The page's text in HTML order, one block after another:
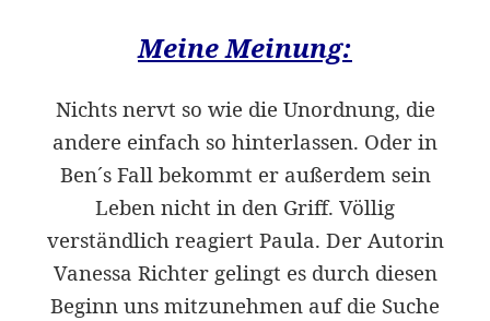
Meine Meinung:
Nichts nervt so wie die Unordnung, die
andere einfach so hinterlassen. Oder in
Ben´s Fall bekommt er außerdem sein
Leben nicht in den Griff. Völlig
verständlich reagiert Paula. Der Autorin
Vanessa Richter gelingt es durch diesen
Beginn uns mitzunehmen auf die Suche